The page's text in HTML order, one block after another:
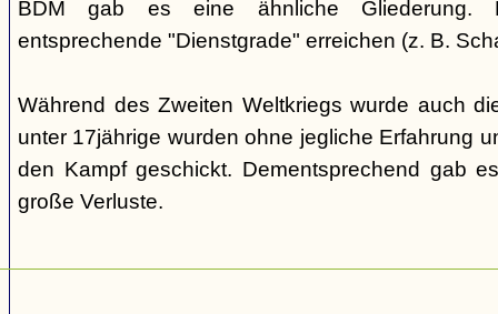
BDM gab es eine ähnliche Gliederung.
entsprechende "Dienstgrade" erreichen (z. B.
Während des Zweiten Weltkriegs wurde auch
unter 17jährige wurden ohne jegliche Erfahrung
den Kampf geschickt. Dementsprechend gab
große Verluste.